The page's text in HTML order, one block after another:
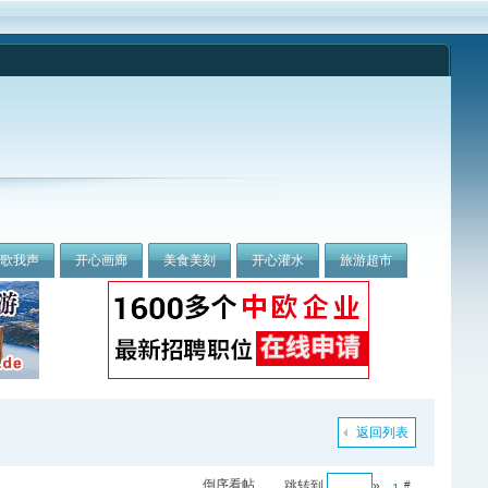
我声 开心画廊 美食美刻 开心灌水 旅游超市
返回列表
#
倒序看帖